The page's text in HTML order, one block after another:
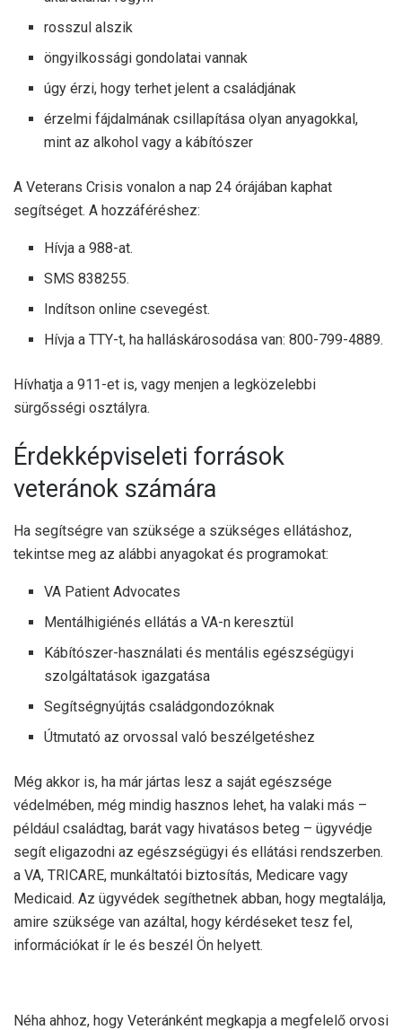
rosszul alszik
öngyilkossági gondolatai vannak
úgy érzi, hogy terhet jelent a családjának
érzelmi fájdalmának csillapítása olyan anyagokkal,
mint az alkohol vagy a kábítószer
A Veterans Crisis vonalon a nap 24 órájában kaphat
segítséget. A hozzáféréshez:
Hívja a 988-at.
SMS 838255.
Indítson online csevegést.
Hívja a TTY-t, ha halláskárosodása van: 800-799-4889.
Hívhatja a 911-et is, vagy menjen a legközelebbi
sürgősségi osztályra.
Érdekképviseleti források
veteránok számára
Ha segítségre van szüksége a szükséges ellátáshoz,
tekintse meg az alábbi anyagokat és programokat:
VA Patient Advocates
Mentálhigiénés ellátás a VA-n keresztül
Kábítószer-használati és mentális egészségügyi
szolgáltatások igazgatása
Segítségnyújtás családgondozóknak
Útmutató az orvossal való beszélgetéshez
Még akkor is, ha már jártas lesz a saját egészsége
védelmében, még mindig hasznos lehet, ha valaki más –
például családtag, barát vagy hivatásos beteg – ügyvédje
segít eligazodni az egészségügyi és ellátási rendszerben.
a VA, TRICARE, munkáltatói biztosítás, Medicare vagy
Medicaid. Az ügyvédek segíthetnek abban, hogy megtalálja,
amire szüksége van azáltal, hogy kérdéseket tesz fel,
információkat ír le és beszél Ön helyett.
Néha ahhoz, hogy Veteránként megkapja a megfelelő orvosi